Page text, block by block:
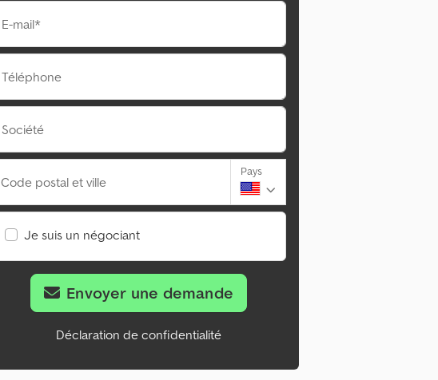
E-mail*
Téléphone
Société
Code postal et ville
Pays
Je suis un négociant
Envoyer une demande
Déclaration de confidentialité